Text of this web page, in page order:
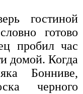
гостиной
готово
пробил час
домой. Когда
Бонниве,
черного